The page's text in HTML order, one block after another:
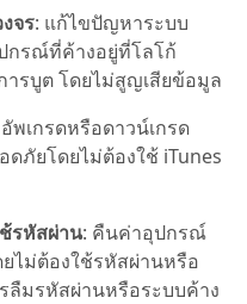
จร: แก้ไขปัญหาระบบ
กรณ์ที่ค้างอยู่ที่โลโก้
รบูต โดยไม่สูญเสียข้อมูล
พเกรดหรือดาวน์เกรด
ภัยโดยไม่ต้องใช้ iTunes
รหัสผ่าน: คืนค่าอุปกรณ์
ไม่ต้องใช้รหัสผ่านหรือ
ลืมรหัสผ่านหรือระบบค้าง